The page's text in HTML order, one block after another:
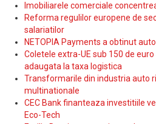
Imobiliarele comerciale
Reforma regulilor europene de
salariatilor
NETOPIA Payments a obtinut
Coletele extra-UE sub 150 de
adaugata la taxa logistica
Transformarile din industria auto
multinationale
CEC Bank finanteaza investitiile
Eco-Tech